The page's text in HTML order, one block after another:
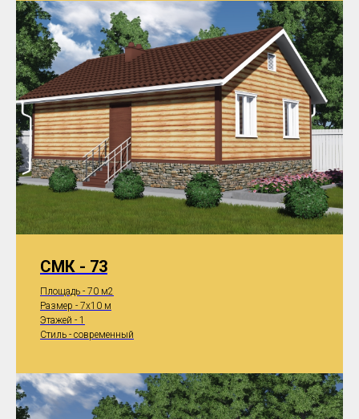
СМК - 73
Площадь - 70 м2
Размер - 7x10 м
Этажей - 1
Стиль - современный